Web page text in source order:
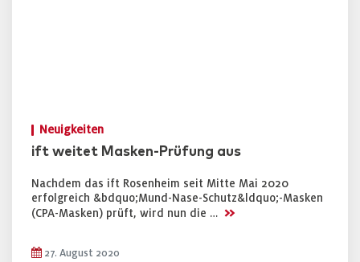
Neuigkeiten
ift weitet Masken-Prüfung aus
Nachdem das ift Rosenheim seit Mitte Mai 2020
erfolgreich &bdquo;Mund-Nase-Schutz&ldquo;-Masken
(CPA-Masken) prüft, wird nun die … >>
27. August 2020